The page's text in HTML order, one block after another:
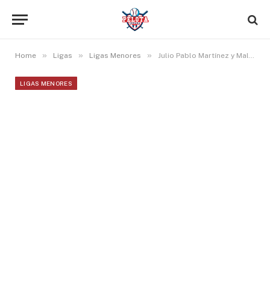
Home » Ligas » Ligas Menores » Julio Pablo Martínez y Malcom Núñez sobresalen en jornada de Doble A.
LIGAS MENORES